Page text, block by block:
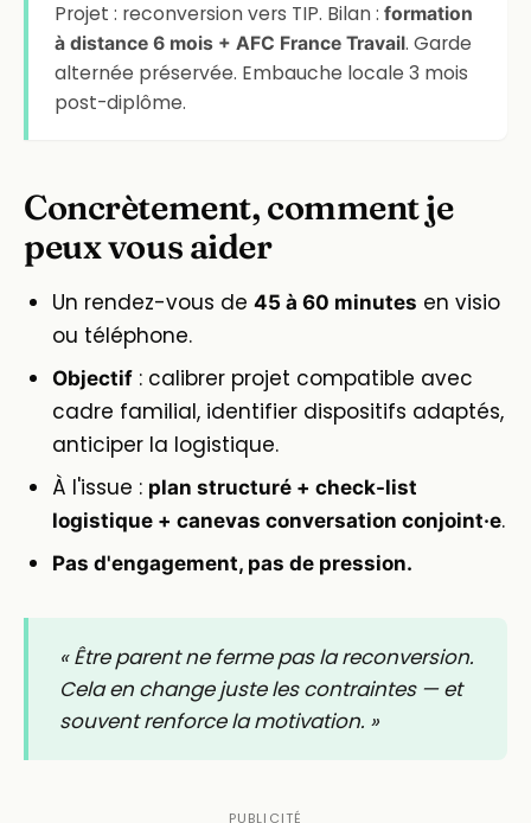
Projet : reconversion vers TIP. Bilan :formation
à distance 6 mois + AFC France Travail. Garde
alternée préservée. Embauche locale 3 mois
post-diplôme.
Concrètement, comment je
peux vous aider
Un rendez-vous de 45 à 60 minutes en visio
ou téléphone.
Objectif : calibrer projet compatible avec
cadre familial, identifier dispositifs adaptés,
anticiper la logistique.
À l'issue : plan structuré + check-list
logistique + canevas conversation conjoint·e.
Pas d'engagement, pas de pression.
« Être parent ne ferme pas la reconversion.
Cela en change juste les contraintes — et
souvent renforce la motivation. »